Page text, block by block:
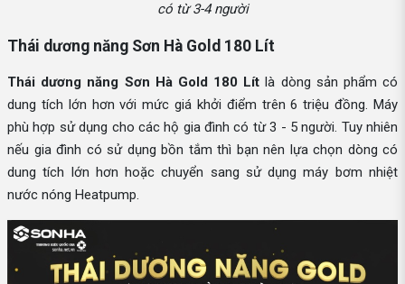
có từ 3-4 người
Thái dương năng Sơn Hà Gold 180 Lít
Thái dương năng Sơn Hà Gold 180 Lít là dòng sản phẩm có
dung tích lớn hơn với mức giá khởi điểm trên 6 triệu đồng. Máy
phù hợp sử dụng cho các hộ gia đình có từ 3 - 5 người. Tuy nhiên
nếu gia đình có sử dụng bồn tắm thì bạn nên lựa chọn dòng có
dung tích lớn hơn hoặc chuyển sang sử dụng máy bơm nhiệt
nước nóng Heatpump.